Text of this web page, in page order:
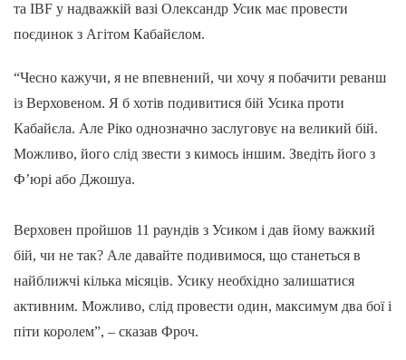
та IBF у надважкій вазі Олександр Усик має провести
поєдинок з Агітом Кабайєлом.
“Чесно кажучи, я не впевнений, чи хочу я побачити реванш
із Верховеном. Я б хотів подивитися бій Усика проти
Кабайєла. Але Ріко однозначно заслуговує на великий бій.
Можливо, його слід звести з кимось іншим. Зведіть його з
Ф’юрі або Джошуа.
Верховен пройшов 11 раундів з Усиком і дав йому важкий
бій, чи не так? Але давайте подивимося, що станеться в
найближчі кілька місяців. Усику необхідно залишатися
активним. Можливо, слід провести один, максимум два бої і
піти королем”, – сказав Фроч.